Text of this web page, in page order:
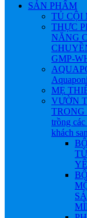
SẢN PHẨM
TỦ CỘI
THỰC
NĂNG
GMP-
MẸ
VƯỜN
TRONG
trồng
khách